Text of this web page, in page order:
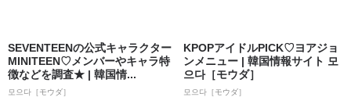
SEVENTEENの公式キャラクター
MINITEEN♡メンバーやキャラ特
徴などを調査★ | 韓国情...
모으다［モウダ］
KPOPアイドルPICK♡ヨアジョ
ンメニュー | 韓国情報サイト 모
으다［モウダ］
모으다［モウダ］